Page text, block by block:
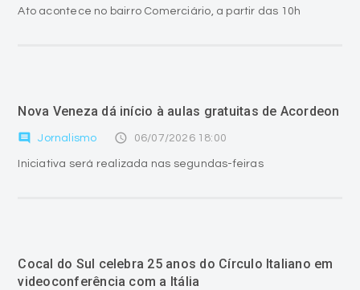
Ato acontece no bairro Comerciário, a partir das 10h
Nova Veneza dá início à aulas gratuitas de Acordeon
comment Jornalismo access_time 06/07/2026 18:00
Iniciativa será realizada nas segundas-feiras
Cocal do Sul celebra 25 anos do Círculo Italiano em
videoconferência com a Itália